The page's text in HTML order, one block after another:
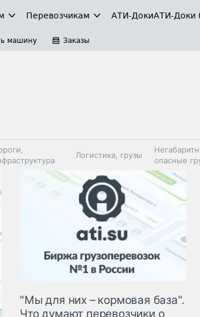
Перевозчикам АТИ-ДокиАТИ-Доки
машину Заказы
Логистика, грузы
опасные
Автосервис,
запчасти, шины
Топливо, масла и
автохимия
"Мы для них – кормовая база".
Что думают перевозчики о